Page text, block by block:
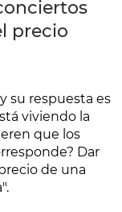
precio
su respuesta es
viviendo la
que los
Dar
de una